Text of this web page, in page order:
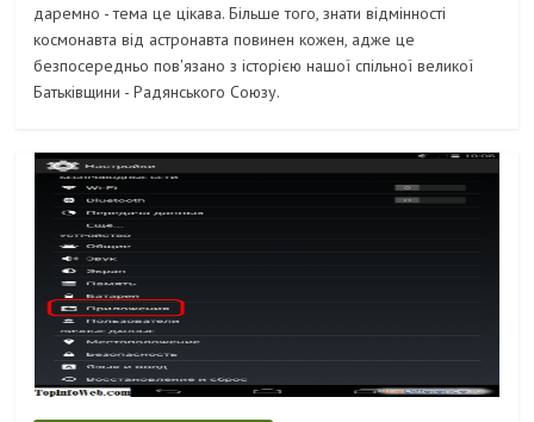
даремно - тема це цікава. Більше того, знати відмінності
космонавта від астронавта повинен кожен, адже це
безпосередньо пов'язано з історією нашої спільної великої
Батьківщини - Радянського Союзу.